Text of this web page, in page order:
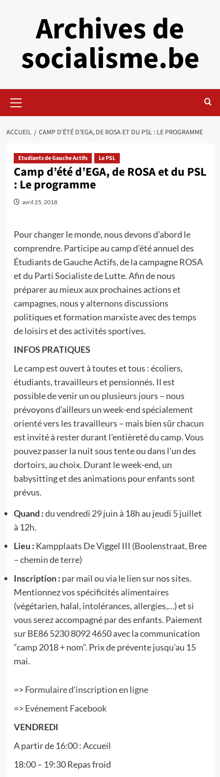
Archives de
socialisme.be
principal
ACCUEIL CAMP D’ÉTÉ D’EGA, DE ROSA ET DU PSL : LE PROGRAMME
Etudiants de Gauche Actifs Le PSL
Camp d’été d’EGA, de ROSA et du PSL
: Le programme
avril 25, 2018
Pour changer le monde, nous devons d’abord le
comprendre. Participe au camp d’été annuel des
Étudiants de Gauche Actifs, de la campagne ROSA
et du Parti Socialiste de Lutte. Afin de nous
préparer au mieux aux prochaines actions et
campagnes, nous y alternons discussions
politiques et formation marxiste avec des temps
de loisirs et des activités sportives.
INFOS PRATIQUES
Le camp est ouvert à toutes et tous : écoliers,
étudiants, travailleurs et pensionnés. Il est
possible de venir un ou plusieurs jours – nous
prévoyons d’ailleurs un week-end spécialement
orienté vers les travailleurs – mais bien sûr chacun
est invité à rester durant l’entièreté du camp. Vous
pouvez passer la nuit sous tente ou dans l’un des
dortoirs, au choix. Durant le week-end, un
babysitting et des animations pour enfants sont
prévus.
Quand :du vendredi 29 juin à 18h au jeudi 5 juillet
à 12h.
Lieu : Kampplaats De Viggel III (Boolenstraat, Bree
– chemin de terre)
Inscription : par mail ou via le lien sur nos sites.
Mentionnez vos spécificités alimentaires
(végétarien, halal, intolérances, allergies,…) et si
vous serez accompagné par des enfants. Paiement
sur BE86 5230 8092 4650 avec la communication
“camp 2018 + nom”. Prix de prévente jusqu’au 15
mai.
=> Formulaire d’inscription en ligne
=> Evénement Facebook
VENDREDI
A partir de 16:00 : Accueil
18:00 – 19:30 Repas froid